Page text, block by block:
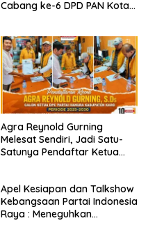
Cabang ke-6 DPD PAN Kota
Agra Reynold Gurning
Melesat Sendiri, Jadi Satu-
Satunya Pendaftar Ketua
Apel Kesiapan dan Talkshow
Kebangsaan Partai Indonesia
Raya : Meneguhkan